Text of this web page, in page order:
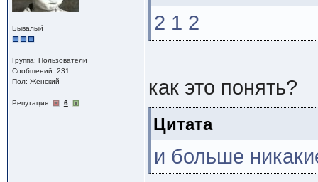
Бывалый
Группа: Пользователи
Сообщений: 231
Пол: Женский
Репутация: 6
2 1 2
как это понять?
Цитата
и больше